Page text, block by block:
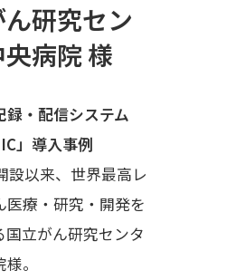
研究セン
病院 様
録・配信システム
」導入事例
設以来、世界最高レ
医療・研究・開発を
国立がん研究センタ
。